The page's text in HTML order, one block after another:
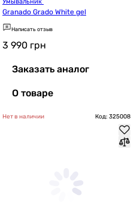
Granado Grado White gel
Написать отзыв
3 990 грн
Заказать аналог
О товаре
Нет в наличии Код: 325008